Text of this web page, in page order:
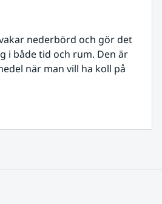
nederbörd och gör det
i både tid och rum. Den är
när man vill ha koll på